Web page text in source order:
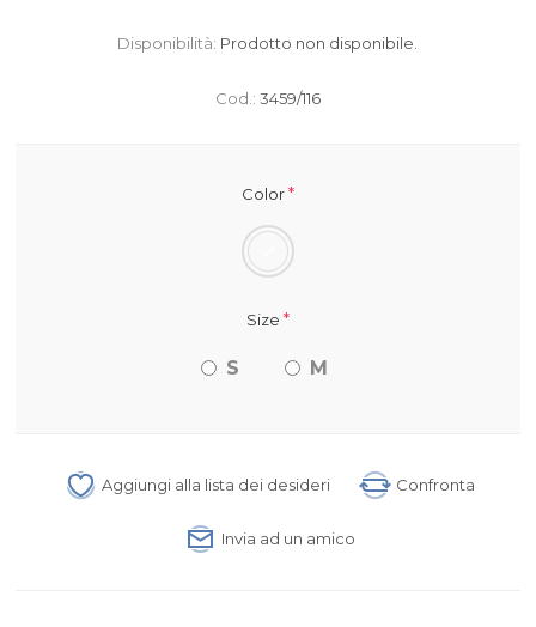
Disponibilità: Prodotto non disponibile.
Cod.: 3459/116
Color*
Size *
S M
Aggiungi alla lista dei desideri Confronta
Invia ad un amico